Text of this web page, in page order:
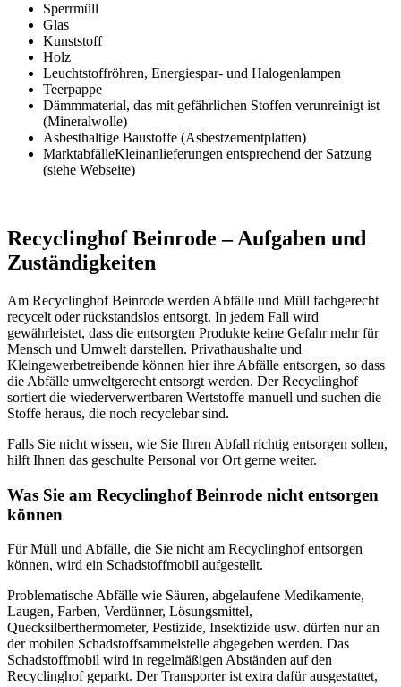
Sperrmüll
Glas
Kunststoff
Holz
Leuchtstoffröhren, Energiespar- und Halogenlampen
Teerpappe
Dämmmaterial, das mit gefährlichen Stoffen verunreinigt ist
(Mineralwolle)
Asbesthaltige Baustoffe (Asbestzementplatten)
MarktabfälleKleinanlieferungen entsprechend der Satzung
(siehe Webseite)
Recyclinghof Beinrode – Aufgaben und
Zuständigkeiten
Am Recyclinghof Beinrode werden Abfälle und Müll fachgerecht
recycelt oder rückstandslos entsorgt. In jedem Fall wird
gewährleistet, dass die entsorgten Produkte keine Gefahr mehr für
Mensch und Umwelt darstellen. Privathaushalte und
Kleingewerbetreibende können hier ihre Abfälle entsorgen, so dass
die Abfälle umweltgerecht entsorgt werden. Der Recyclinghof
sortiert die wiederverwertbaren Wertstoffe manuell und suchen die
Stoffe heraus, die noch recyclebar sind.
Falls Sie nicht wissen, wie Sie Ihren Abfall richtig entsorgen sollen,
hilft Ihnen das geschulte Personal vor Ort gerne weiter.
Was Sie am Recyclinghof Beinrode nicht entsorgen
können
Für Müll und Abfälle, die Sie nicht am Recyclinghof entsorgen
können, wird ein Schadstoffmobil aufgestellt.
Problematische Abfälle wie Säuren, abgelaufene Medikamente,
Laugen, Farben, Verdünner, Lösungsmittel,
Quecksilberthermometer, Pestizide, Insektizide usw. dürfen nur an
der mobilen Schadstoffsammelstelle abgegeben werden. Das
Schadstoffmobil wird in regelmäßigen Abständen auf den
Recyclinghof geparkt. Der Transporter ist extra dafür ausgestattet,